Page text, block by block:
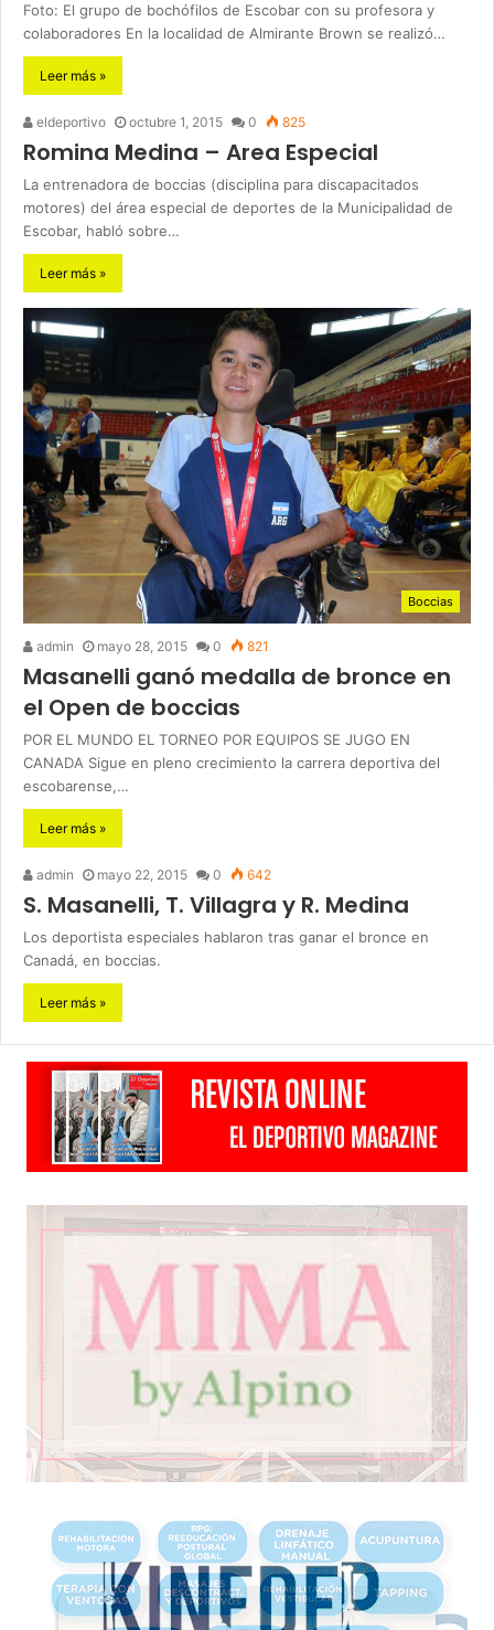
Foto: El grupo de bochófilos de Escobar con su profesora y
colaboradores En la localidad de Almirante Brown se realizó…
Leer más »
eldeportivo octubre 1, 2015 0 825
Romina Medina – Area Especial
La entrenadora de boccias (disciplina para discapacitados
motores) del área especial de deportes de la Municipalidad de
Escobar, habló sobre…
Leer más »
Boccias
admin mayo 28, 2015 0 821
Masanelli ganó medalla de bronce en
el Open de boccias
POR EL MUNDO EL TORNEO POR EQUIPOS SE JUGO EN
CANADA Sigue en pleno crecimiento la carrera deportiva del
escobarense,…
Leer más »
admin mayo 22, 2015 0 642
S. Masanelli, T. Villagra y R. Medina
Los deportista especiales hablaron tras ganar el bronce en
Canadá, en boccias.
Leer más »